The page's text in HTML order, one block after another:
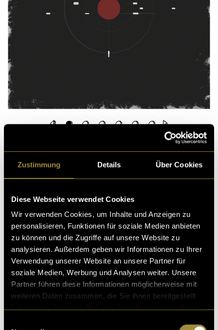
Zustimmung Details Über Cookies
Diese Webseite verwendet Cookies
Wir verwenden Cookies, um Inhalte und Anzeigen zu
personalisieren, Funktionen für soziale Medien anbieten
zu können und die Zugriffe auf unsere Website zu
analysieren. Außerdem geben wir Informationen zu Ihrer
Verwendung unserer Website an unsere Partner für
soziale Medien, Werbung und Analysen weiter. Unsere
Partner führen diese Informationen möglicherweise mit
weiteren Daten zusammen, die Sie ihnen bereitgestellt
Umsetzung in Blender
Nachdem das Design des ersten Vinyl fertiggestellt
war, entstand die Idee, das Projekt nicht nur als
ich das Endprodukt in einer anderen Umgebung
zeigen und dadurch in Szene setzen.
Aus diesem Grund modellierte ich in Blender einen
eigenen Plattenspieler, auf dem die gestaltete Vinyl
anschliessend präsentiert wird. Nach der
Fertigstellung richtete ich Materialien, Beleuchtung
und Kamera ein und erstellte zum Abschluss eine
kurze Animation, in der sich die Schallplatte dreht
und das gesamte Design aus verschiedenen